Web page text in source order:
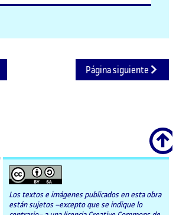
Página siguiente
Scroll
Los textos e imágenes publicados en esta obra
están sujetos –excepto que se indique lo